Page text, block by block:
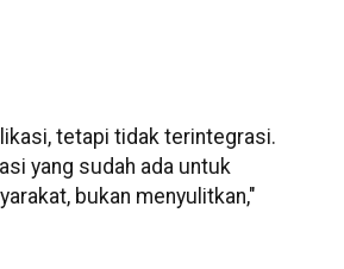
tetapi tidak terintegrasi.
yang sudah ada untuk
bukan menyulitkan,"